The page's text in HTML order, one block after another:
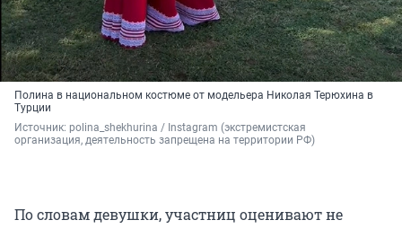
Полина в национальном костюме от модельера Николая Терюхина в
Турции
Источник: polina_shekhurina / Instagram (экстремистская
организация, деятельность запрещена на территории РФ)
По словам девушки, участниц оценивают не